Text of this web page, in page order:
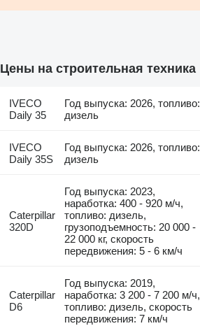
Цены на строительная техника
IVECO
Daily 35
Год выпуска: 2026, топливо:
дизель
IVECO
Daily 35S
Год выпуска: 2026, топливо:
дизель
Caterpillar
320D
Год выпуска: 2023,
наработка: 400 - 920 м/ч,
топливо: дизель,
грузоподъемность: 20 000 -
22 000 кг, скорость
передвижения: 5 - 6 км/ч
Caterpillar
D6
Год выпуска: 2019,
наработка: 3 200 - 7 200 м/ч,
топливо: дизель, скорость
передвижения: 7 км/ч